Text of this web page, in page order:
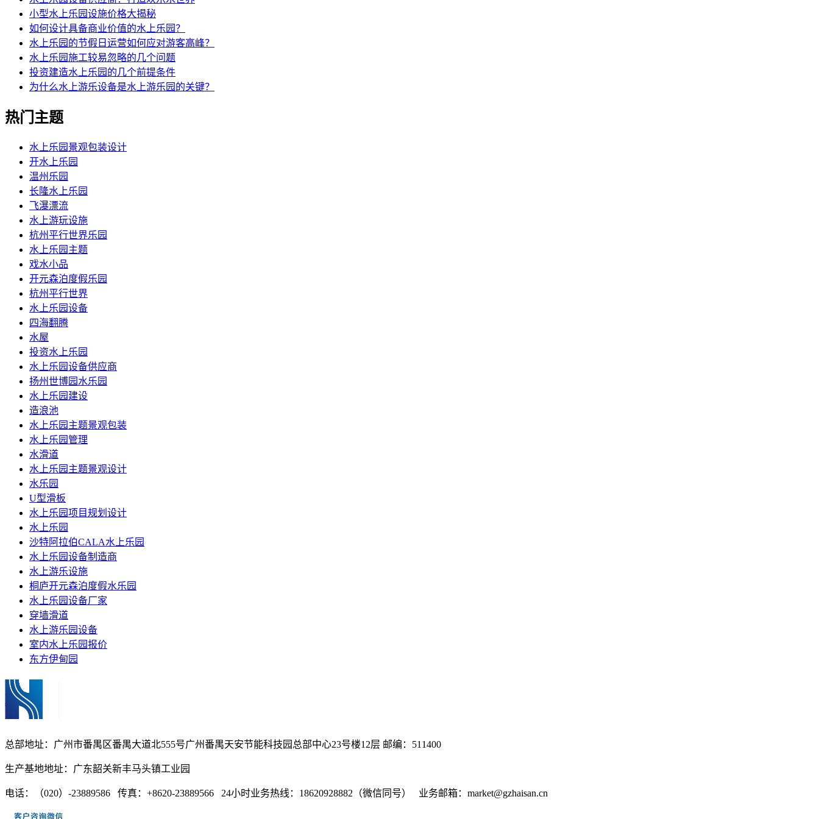
小型水上乐园设施价格大揭秘
如何设计具备商业价值的水上乐园？
水上乐园的节假日运营如何应对游客高峰？
水上乐园施工较易忽略的几个问题
投资建造水上乐园的几个前提条件
为什么水上游乐设备是水上游乐园的关键？
热门主题
水上乐园景观包装设计
开水上乐园
温州乐园
长隆水上乐园
飞瀑漂流
水上游玩设施
杭州平行世界乐园
水上乐园主题
戏水小品
开元森泊度假乐园
杭州平行世界
水上乐园设备
四海翻腾
水屋
投资水上乐园
水上乐园设备供应商
扬州世博园水乐园
水上乐园建设
造浪池
水上乐园主题景观包装
水上乐园管理
水滑道
水上乐园主题景观设计
水乐园
U型滑板
水上乐园项目规划设计
水上乐园
沙特阿拉伯CALA水上乐园
水上乐园设备制造商
水上游乐设施
桐庐开元森泊度假水乐园
水上乐园设备厂家
穿墙滑道
水上游乐园设备
室内水上乐园报价
东方伊甸园
总部地址：广州市番禺区番禺大道北555号广州番禺天安节能科技园总部中心23号楼12层 邮编：511400
生产基地地址：广东韶关新丰马头镇工业园
电话：（020）-23889586 传真：+8620-23889566 24小时业务热线：18620928882（微信同号） 业务邮箱：market@gzhaisan.cn